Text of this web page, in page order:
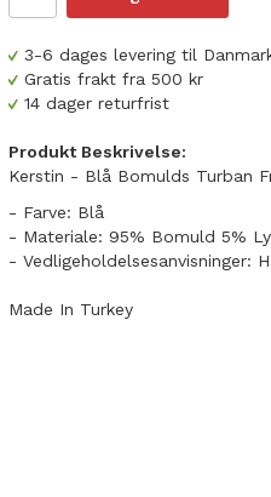
3-6 dages levering til
Gratis frakt fra 500 kr
14 dager returfrist
Produkt Beskrivelse:
Kerstin - Blå Bomulds Turban
- Farve: Blå
- Materiale: 95% Bomuld 5%
- Vedligeholdelsesanvisninger:
Made In Turkey